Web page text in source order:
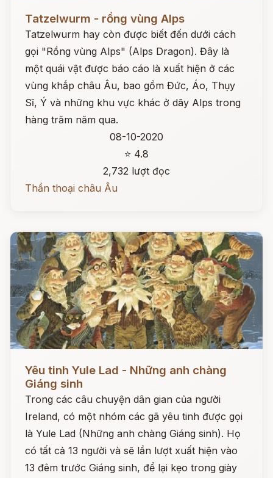
Tatzelwurm - rồng vùng Alps
Tatzelwurm hay còn được biết đến dưới cách
gọi "Rồng vùng Alps" (Alps Dragon). Đây là
một quái vật được báo cáo là xuất hiện ở các
vùng khắp châu Âu, bao gồm Đức, Áo, Thụy
Sĩ, Ý và những khu vực khác ở dãy Alps trong
hàng trăm năm qua.
08-10-2020
⭐ 4.8
2,732 lượt đọc
Thần thoại châu Âu
Yêu tinh Yule Lad - Những anh chàng
Giáng sinh
Trong các câu chuyện dân gian của người
Ireland, có một nhóm các gã yêu tinh được gọi
là Yule Lad (Những anh chàng Giáng sinh). Họ
có tất cả 13 người và sẽ lần lượt xuất hiện vào
13 đêm trước Giáng sinh, để lại kẹo trong giày